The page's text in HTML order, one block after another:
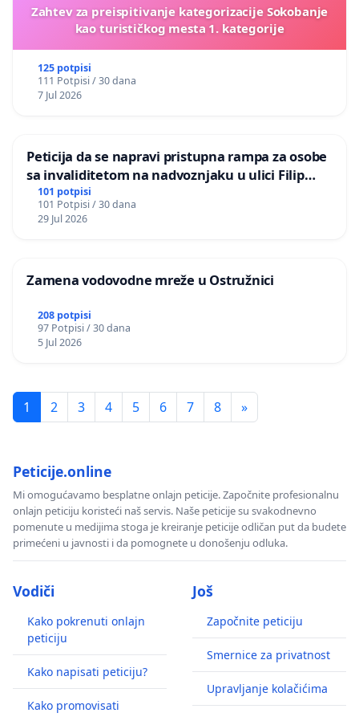
Zahtev za preispitivanje kategorizacije Sokobanje
kao turističkog mesta 1. kategorije
125 potpisi
111 Potpisi / 30 dana
7 Jul 2026
Peticija da se napravi pristupna rampa za osobe
sa invaliditetom na nadvoznjaku u ulici Filip
Kljajic u Kragujevcu
101 potpisi
101 Potpisi / 30 dana
29 Jul 2026
Zamena vodovodne mreže u Ostružnici
208 potpisi
97 Potpisi / 30 dana
5 Jul 2026
1 2 3 4 5 6 7 8 »
Peticije.online
Mi omogućavamo besplatne onlajn peticije. Započnite profesionalnu
onlajn peticiju koristeći naš servis. Naše peticije su svakodnevno
pomenute u medijima stoga je kreiranje peticije odličan put da budete
primećeni u javnosti i da pomognete u donošenju odluka.
Vodiči
Kako pokrenuti onlajn
peticiju
Kako napisati peticiju?
Kako promovisati
Još
Započnite peticiju
Smernice za privatnost
Upravljanje kolačićima